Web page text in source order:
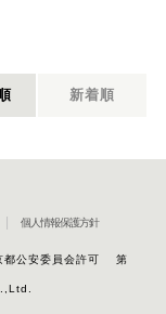
新着順
個人情報保護方針
都公安委員会許可 第